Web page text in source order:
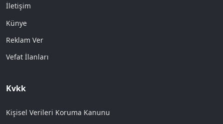
İletişim
Künye
Reklam Ver
Vefat İlanları
Kvkk
Kişisel Verileri Koruma Kanunu